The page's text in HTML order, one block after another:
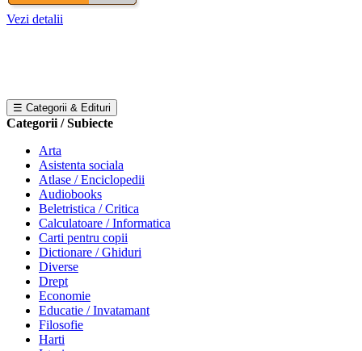
Vezi detalii
☰ Categorii & Edituri
Categorii / Subiecte
Arta
Asistenta sociala
Atlase / Enciclopedii
Audiobooks
Beletristica / Critica
Calculatoare / Informatica
Carti pentru copii
Dictionare / Ghiduri
Diverse
Drept
Economie
Educatie / Invatamant
Filosofie
Harti